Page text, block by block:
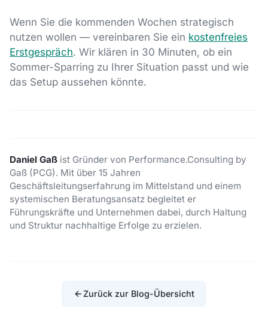
Wenn Sie die kommenden Wochen strategisch
nutzen wollen — vereinbaren Sie ein kostenfreies
Erstgespräch. Wir klären in 30 Minuten, ob ein
Sommer-Sparring zu Ihrer Situation passt und wie
das Setup aussehen könnte.
Daniel Gaß ist Gründer von Performance.Consulting by
Gaß (PCG). Mit über 15 Jahren
Geschäftsleitungserfahrung im Mittelstand und einem
systemischen Beratungsansatz begleitet er
Führungskräfte und Unternehmen dabei, durch Haltung
und Struktur nachhaltige Erfolge zu erzielen.
Zurück zur Blog-Übersicht